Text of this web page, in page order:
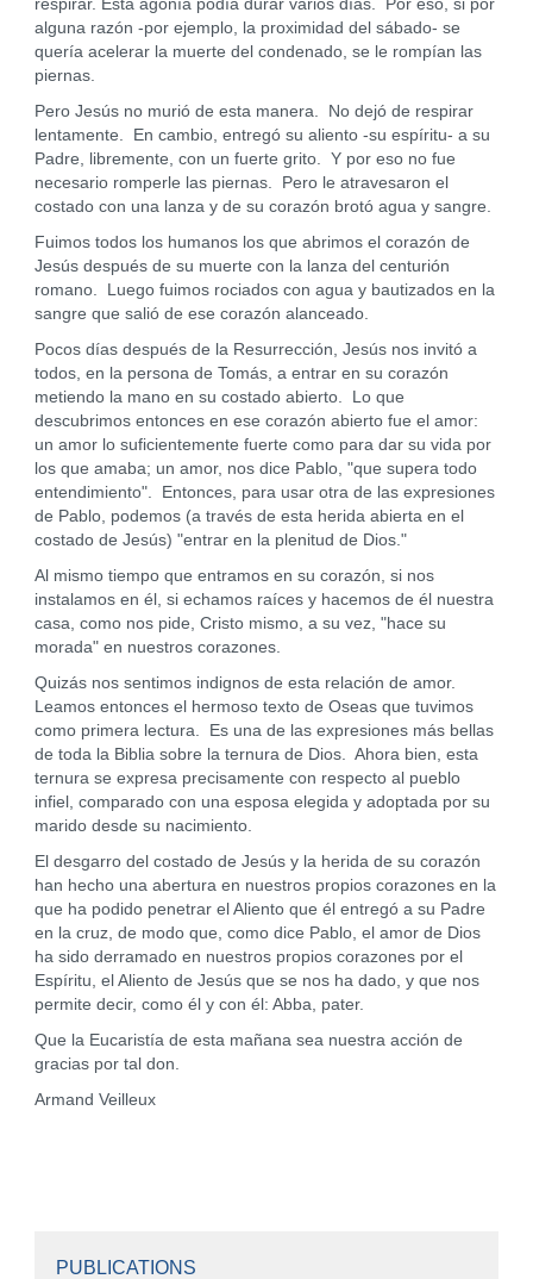
respirar. Esta agonía podía durar varios días. Por eso, si por
alguna razón -por ejemplo, la proximidad del sábado- se
quería acelerar la muerte del condenado, se le rompían las
piernas.
Pero Jesús no murió de esta manera. No dejó de respirar
lentamente. En cambio, entregó su aliento -su espíritu- a su
Padre, libremente, con un fuerte grito. Y por eso no fue
necesario romperle las piernas. Pero le atravesaron el
costado con una lanza y de su corazón brotó agua y sangre.
Fuimos todos los humanos los que abrimos el corazón de
Jesús después de su muerte con la lanza del centurión
romano. Luego fuimos rociados con agua y bautizados en la
sangre que salió de ese corazón alanceado.
Pocos días después de la Resurrección, Jesús nos invitó a
todos, en la persona de Tomás, a entrar en su corazón
metiendo la mano en su costado abierto. Lo que
descubrimos entonces en ese corazón abierto fue el amor:
un amor lo suficientemente fuerte como para dar su vida por
los que amaba; un amor, nos dice Pablo, "que supera todo
entendimiento". Entonces, para usar otra de las expresiones
de Pablo, podemos (a través de esta herida abierta en el
costado de Jesús) "entrar en la plenitud de Dios."
Al mismo tiempo que entramos en su corazón, si nos
instalamos en él, si echamos raíces y hacemos de él nuestra
casa, como nos pide, Cristo mismo, a su vez, "hace su
morada" en nuestros corazones.
Quizás nos sentimos indignos de esta relación de amor.
Leamos entonces el hermoso texto de Oseas que tuvimos
como primera lectura. Es una de las expresiones más bellas
de toda la Biblia sobre la ternura de Dios. Ahora bien, esta
ternura se expresa precisamente con respecto al pueblo
infiel, comparado con una esposa elegida y adoptada por su
marido desde su nacimiento.
El desgarro del costado de Jesús y la herida de su corazón
han hecho una abertura en nuestros propios corazones en la
que ha podido penetrar el Aliento que él entregó a su Padre
en la cruz, de modo que, como dice Pablo, el amor de Dios
ha sido derramado en nuestros propios corazones por el
Espíritu, el Aliento de Jesús que se nos ha dado, y que nos
permite decir, como él y con él: Abba, pater.
Que la Eucaristía de esta mañana sea nuestra acción de
gracias por tal don.
Armand Veilleux
PUBLICATIONS